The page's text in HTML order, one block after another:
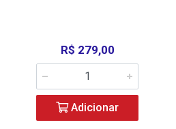
R$ 279,00
Adicionar